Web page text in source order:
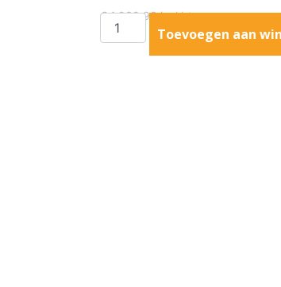
€1,939,93incl btw
Toevoegen aan